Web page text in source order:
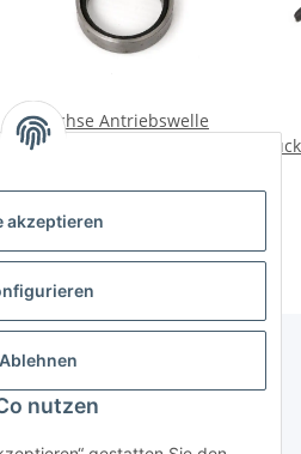
akzeptieren
Ablehnen
nutzen
Buchse Antriebswelle